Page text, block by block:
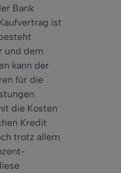
Bank
ist
und dem
kann der
für die
die Kosten
Kredit
trotz allem